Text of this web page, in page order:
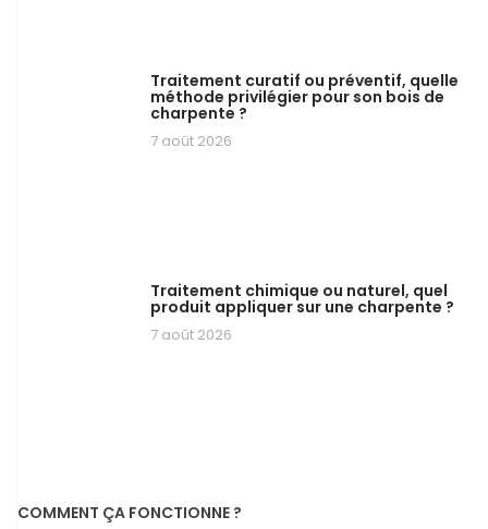
Traitement curatif ou préventif, quelle
méthode privilégier pour son bois de
charpente ?
7 août 2026
Traitement chimique ou naturel, quel
produit appliquer sur une charpente ?
7 août 2026
COMMENT ÇA FONCTIONNE ?